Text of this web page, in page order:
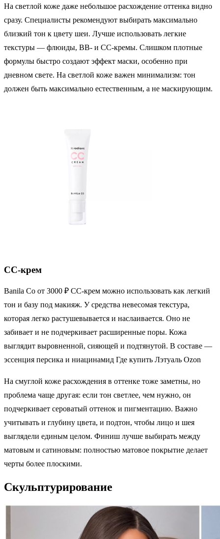
На светлой коже даже небольшое расхождение оттенка видно
сразу. Специалисты рекомендуют выбирать максимально
близкий тон к цвету шеи. Лучше использовать легкие
текстуры — флюиды, ВВ- и СС-кремы. Слишком плотные
формулы быстро создают эффект маски, особенно при
дневном свете. На светлой коже важен минимализм: тон
должен быть максимально естественным, а не маскирующим.
CC-крем
Banila Co от 3000 ₽ СС-крем можно использовать как легкий
тон и базу под макияж. У средства невесомая текстура,
которая легко растушевывается и наслаивается. Оно не
забивает и не подчеркивает расширенные поры. Кожа
выглядит выровненной, сияющей и подтянутой. В составе —
эссенция персика и ниацинамид Где купить Лэтуаль Ozon
На смуглой коже расхождения в оттенке тоже заметны, но
проблема чаще другая: если тон светлее, чем нужно, он
подчеркивает сероватый оттенок и пигментацию. Важно
учитывать и глубину цвета, и подтон, чтобы лицо и шея
выглядели единым целом. Финиш лучше выбирать между
матовым и сатиновым: полностью матовое покрытие делает
черты более плоскими.
Скульптурирование